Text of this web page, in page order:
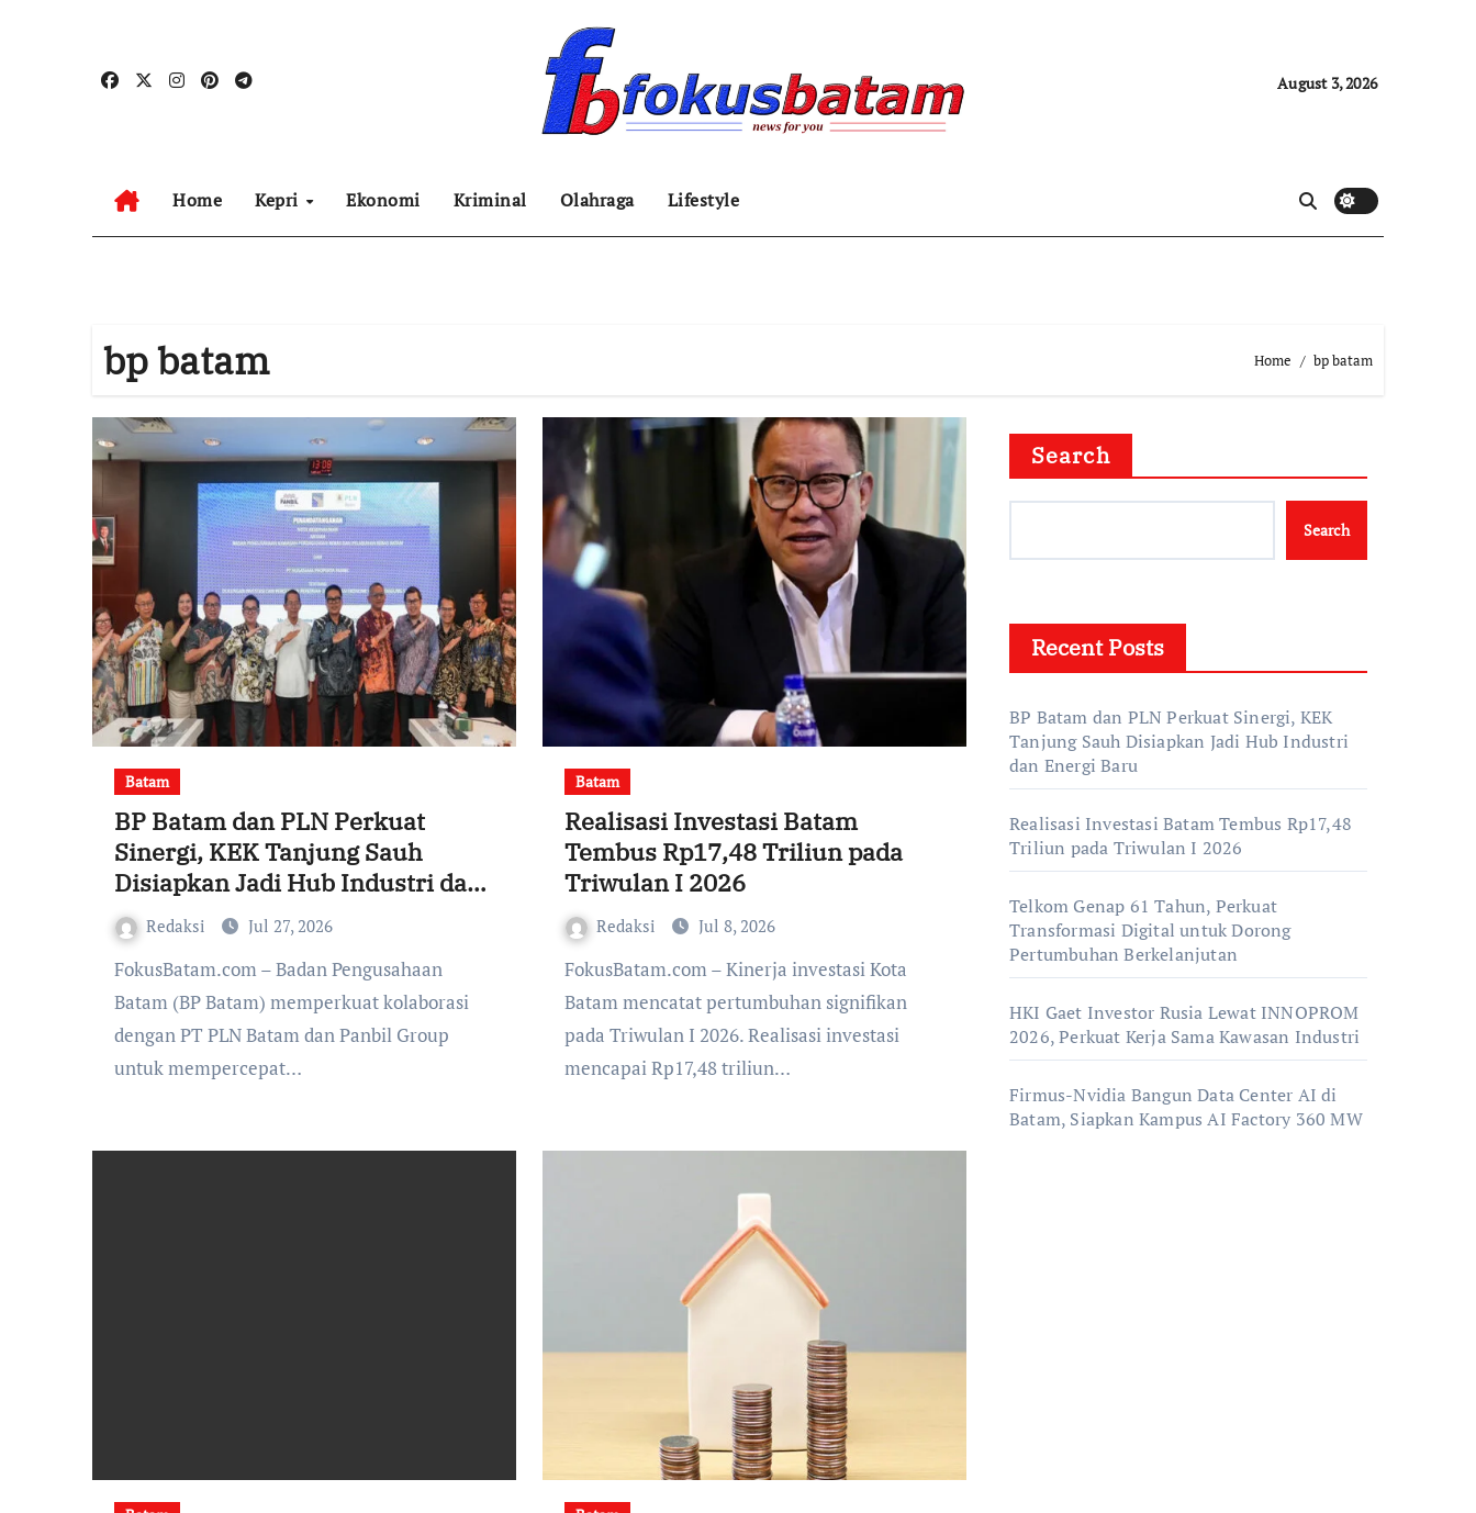
August 3, 2026
Home Kepri Ekonomi Kriminal Olahraga Lifestyle
bp batam Home bp batam
Batam
BP Batam dan PLN Perkuat
Sinergi, KEK Tanjung Sauh
Disiapkan Jadi Hub Industri dan
Energi Baru
Redaksi Jul 27, 2026
FokusBatam.com – Badan Pengusahaan
Batam (BP Batam) memperkuat kolaborasi
dengan PT PLN Batam dan Panbil Group
untuk mempercepat…
Batam
Realisasi Investasi Batam
Tembus Rp17,48 Triliun pada
Triwulan I 2026
Redaksi Jul 8, 2026
FokusBatam.com – Kinerja investasi Kota
Batam mencatat pertumbuhan signifikan
pada Triwulan I 2026. Realisasi investasi
mencapai Rp17,48 triliun…
Search
Search
Recent Posts
BP Batam dan PLN Perkuat Sinergi, KEK
Tanjung Sauh Disiapkan Jadi Hub Industri
dan Energi Baru
Realisasi Investasi Batam Tembus Rp17,48
Triliun pada Triwulan I 2026
Telkom Genap 61 Tahun, Perkuat
Transformasi Digital untuk Dorong
Pertumbuhan Berkelanjutan
HKI Gaet Investor Rusia Lewat INNOPROM
2026, Perkuat Kerja Sama Kawasan Industri
Firmus-Nvidia Bangun Data Center AI di
Batam, Siapkan Kampus AI Factory 360 MW